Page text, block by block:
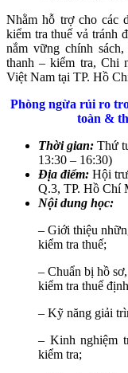
Nhằm hỗ trợ cho các
kiểm tra thuế vả tránh
nắm vững chính
thanh – kiểm tra, Chi
Việt Nam tại TP. Hồ
Phòng ngừa rủi ro
toàn &
Thời gian: Thứ
13:30 – 16:30)
Địa điểm: Hội
Q.3, TP. Hồ Chí
Nội dung học:
– Giới thiệu
kiểm tra thuế;
– Chuẩn bị hồ
kiểm tra thuế
– Kỹ năng giải
– Kinh nghiệm
kiểm tra;